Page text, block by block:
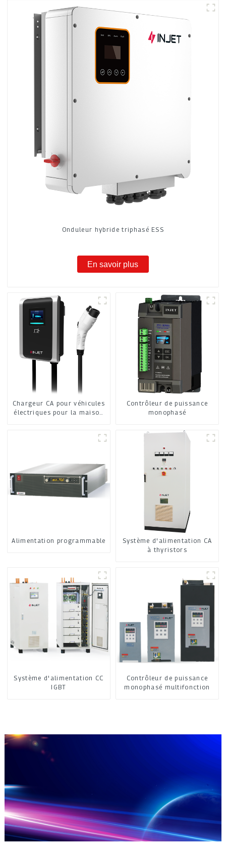
Onduleur hybride triphasé ESS
En savoir plus
Chargeur CA pour véhicules
électriques pour la maison
Contrôleur de puissance
monophasé
Alimentation programmable
Système d'alimentation CA
à thyristors
Système d'alimentation CC
IGBT
Contrôleur de puissance
monophasé multifonction